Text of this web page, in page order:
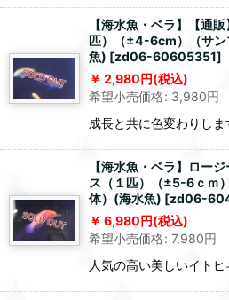
【海水魚・ベラ】【通
匹）（±4-6cm）（サン
魚) [zd06-60605351]
2,980円(税込)
希望小売価格: 3,980円
成長と共に色変わりしま
【海水魚・ベラ】ロー
ス（１匹）（±5-6ｃｍ
体）(海水魚) [zd06-
6,980円(税込)
希望小売価格: 7,980円
人気の高い美しいイト